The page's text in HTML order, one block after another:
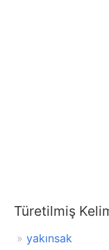
Türetilmiş
yakınsak